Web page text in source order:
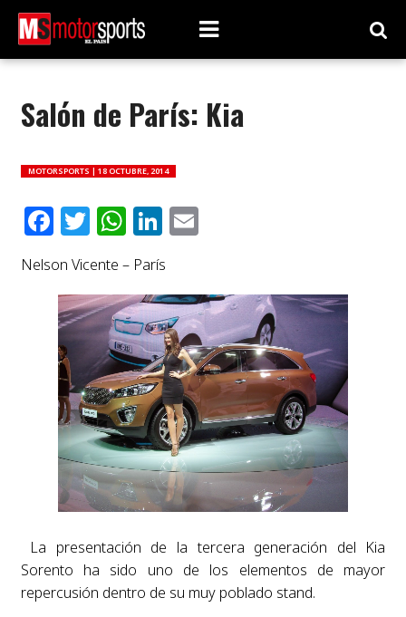
Salón de París: Kia
MOTORSPORTS | 18 OCTUBRE, 2014
Facebook
Twitter
WhatsApp
LinkedIn
Email
Nelson Vicente – París
La presentación de la tercera generación del Kia
Sorento ha sido uno de los elementos de mayor
repercusión dentro de su muy poblado stand.